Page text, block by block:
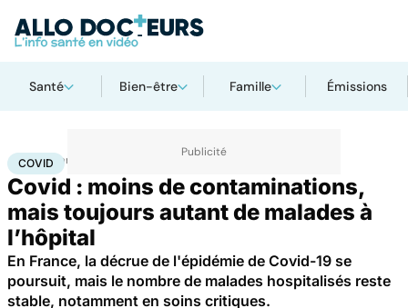
Santé Bien-être Famille Émissions
Accueil Santé
COVID
Covid : moins de contaminations,
mais toujours autant de malades à
l’hôpital
En France, la décrue de l'épidémie de Covid-19 se
poursuit, mais le nombre de malades hospitalisés reste
stable, notamment en soins critiques.